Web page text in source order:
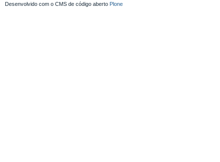
Desenvolvido com o CMS de código aberto Plone